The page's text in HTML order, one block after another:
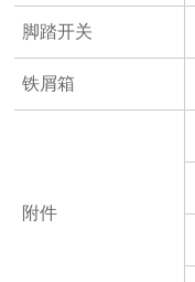
脚踏开关
铁屑箱
附件